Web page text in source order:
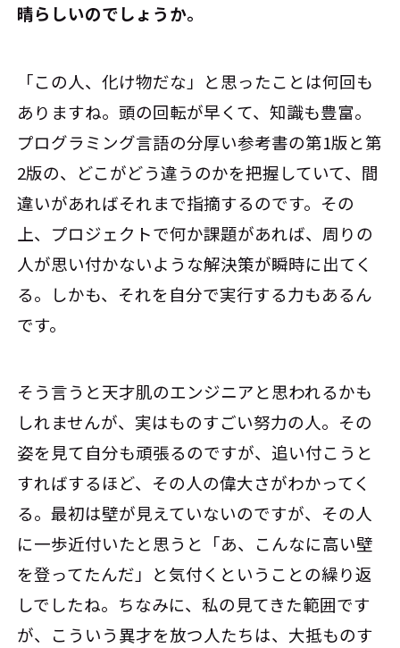
晴らしいのでしょうか。
「この人、化け物だな」と思ったことは何回も
ありますね。頭の回転が早くて、知識も豊富。
プログラミング言語の分厚い参考書の第1版と第
2版の、どこがどう違うのかを把握していて、間
違いがあればそれまで指摘するのです。その
上、プロジェクトで何か課題があれば、周りの
人が思い付かないような解決策が瞬時に出てく
る。しかも、それを自分で実行する力もあるん
です。
そう言うと天才肌のエンジニアと思われるかも
しれませんが、実はものすごい努力の人。その
姿を見て自分も頑張るのですが、追い付こうと
すればするほど、その人の偉大さがわかってく
る。最初は壁が見えていないのですが、その人
に一歩近付いたと思うと「あ、こんなに高い壁
を登ってたんだ」と気付くということの繰り返
しでしたね。ちなみに、私の見てきた範囲です
が、こういう異才を放つ人たちは、大抵ものす